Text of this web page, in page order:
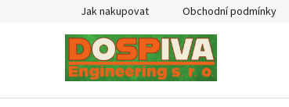
Jak nakupovat Obchodní podmínky